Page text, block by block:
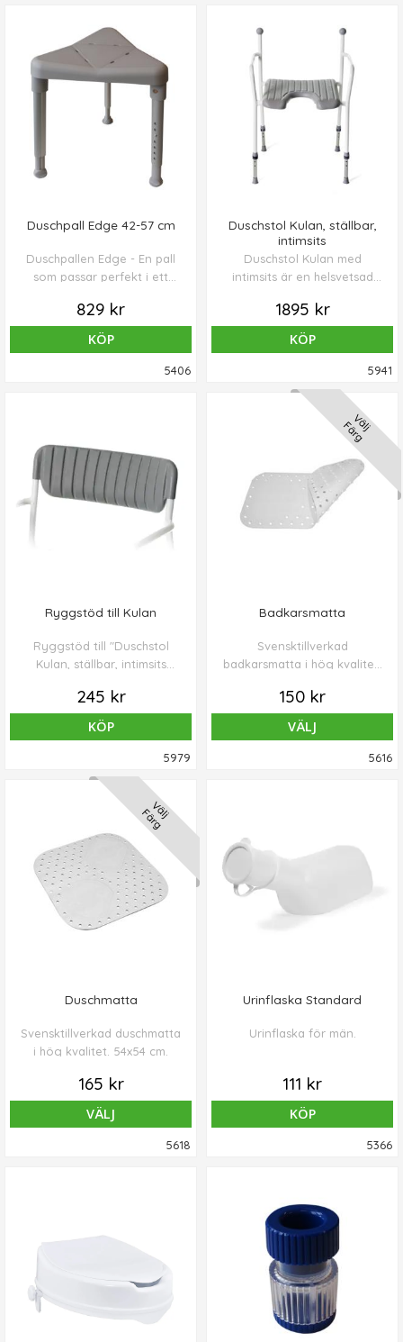
Duschpall Edge 42-57 cm
Duschpallen Edge - En pall
som passar perfekt i ett
de tre benen, som är en
aning utåtsvängda för att
öka stabiliteten. Edge är
inställbar i höjdled från 42 till
att montera utan verktyg.
829 kr
KÖP
5406
Duschstol Kulan, ställbar,
intimsits
Duschstol Kulan med
intimsits är en helsvetsad
belagd med en vit slitstark
pulverlack.
1895 kr
KÖP
5941
Ryggstöd till Kulan
Ryggstöd till "Duschstol
Kulan, ställbar, intimsits
245 kr
KÖP
5979
Välj
Färg
Badkarsmatta
Svensktillverkad
badkarsmatta i hög kvalitet.
150 kr
VÄLJ
5616
Välj
Färg
Duschmatta
Svensktillverkad duschmatta
i hög kvalitet. 54x54 cm.
165 kr
VÄLJ
5618
Urinflaska Standard
Urinflaska för män.
111 kr
KÖP
5366